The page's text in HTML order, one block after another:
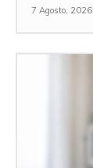
7 Agosto, 2026